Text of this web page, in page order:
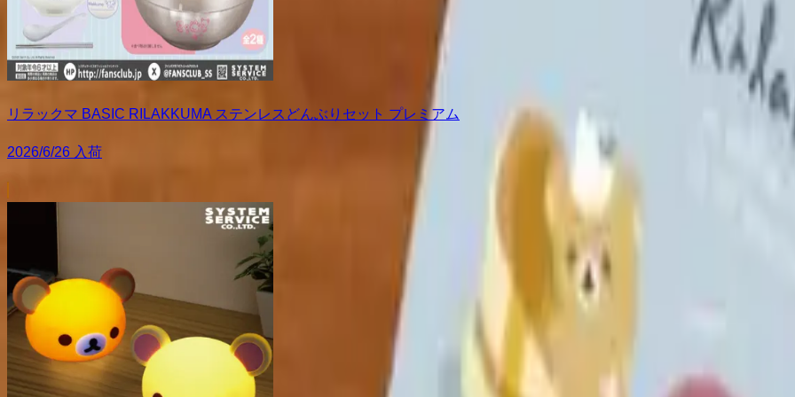
リラックマ BASIC RILAKKUMA ステンレスどんぶりセット プレミアム
2026/6/26 入荷